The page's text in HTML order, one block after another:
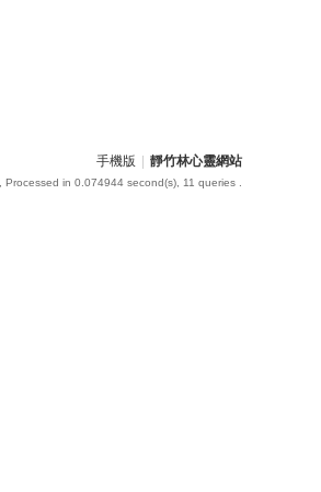
手機版 靜竹林心靈網站
, Processed in 0.074944 second(s), 11 queries .